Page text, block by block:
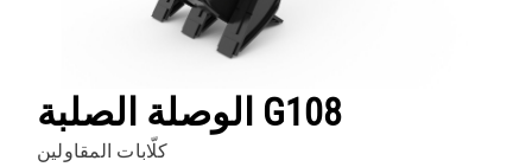
الوصلة الصلبة G108
كلّابات المقاولين